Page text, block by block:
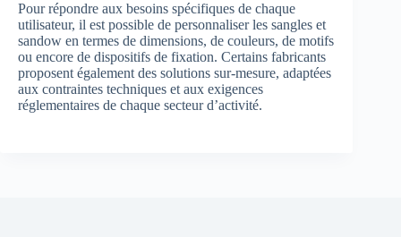
Pour répondre aux besoins spécifiques de chaque
utilisateur, il est possible de personnaliser les sangles et
sandow en termes de dimensions, de couleurs, de motifs
ou encore de dispositifs de fixation. Certains fabricants
proposent également des solutions sur-mesure, adaptées
aux contraintes techniques et aux exigences
réglementaires de chaque secteur d’activité.